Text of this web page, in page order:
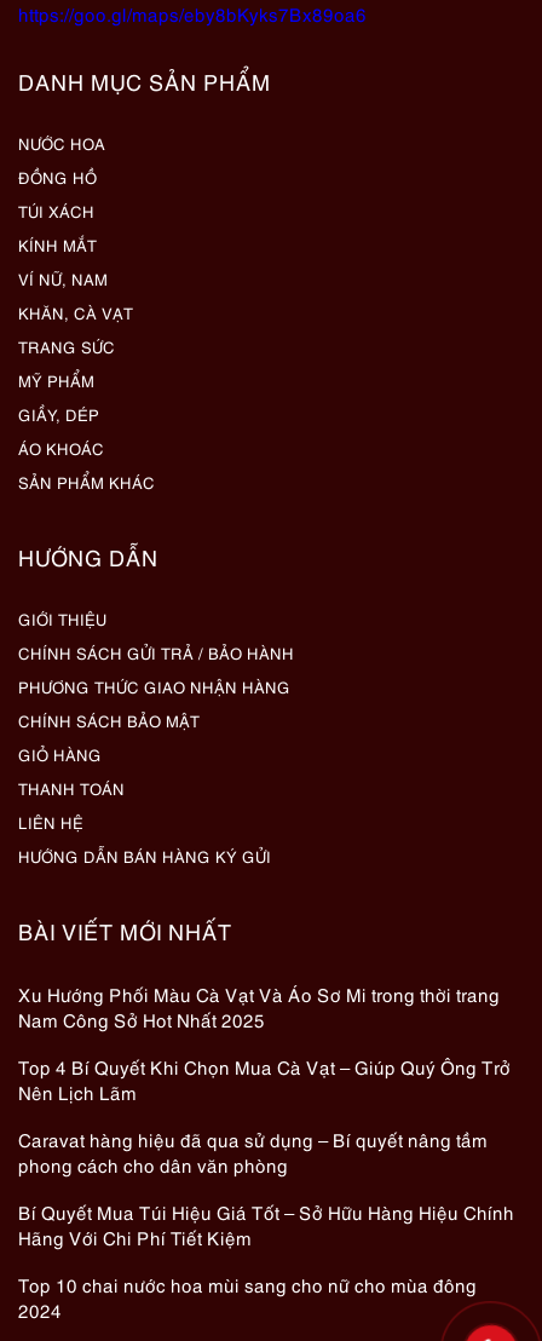
https://goo.gl/maps/eby8bKyks7Bx89oa6
DANH MỤC SẢN PHẨM
NƯỚC HOA
ĐỒNG HỒ
TÚI XÁCH
KÍNH MẮT
VÍ NỮ, NAM
KHĂN, CÀ VẠT
TRANG SỨC
MỸ PHẨM
GIẦY, DÉP
ÁO KHOÁC
SẢN PHẨM KHÁC
HƯỚNG DẪN
GIỚI THIỆU
CHÍNH SÁCH GỬI TRẢ / BẢO HÀNH
PHƯƠNG THỨC GIAO NHẬN HÀNG
CHÍNH SÁCH BẢO MẬT
GIỎ HÀNG
THANH TOÁN
LIÊN HỆ
HƯỚNG DẪN BÁN HÀNG KÝ GỬI
BÀI VIẾT MỚI NHẤT
Xu Hướng Phối Màu Cà Vạt Và Áo Sơ Mi trong thời trang
Nam Công Sở Hot Nhất 2025
Top 4 Bí Quyết Khi Chọn Mua Cà Vạt – Giúp Quý Ông Trở
Nên Lịch Lãm
Caravat hàng hiệu đã qua sử dụng – Bí quyết nâng tầm
phong cách cho dân văn phòng
Bí Quyết Mua Túi Hiệu Giá Tốt – Sở Hữu Hàng Hiệu Chính
Hãng Với Chi Phí Tiết Kiệm
Top 10 chai nước hoa mùi sang cho nữ cho mùa đông
2024